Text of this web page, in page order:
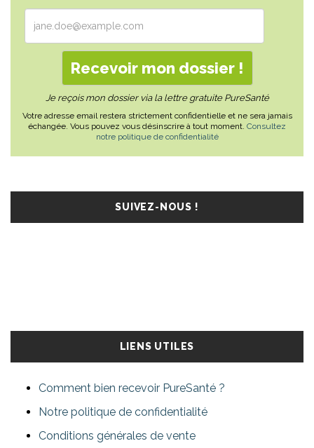
Je reçois mon dossier via la lettre gratuite PureSanté
Votre adresse email restera strictement confidentielle et ne sera jamais
échangée. Vous pouvez vous désinscrire à tout moment. Consultez
notre politique de confidentialité
SUIVEZ-NOUS !
LIENS UTILES
Comment bien recevoir PureSanté ?
Notre politique de confidentialité
Conditions générales de vente